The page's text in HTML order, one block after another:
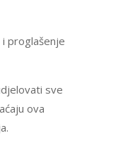
i proglašenje
sve
ova